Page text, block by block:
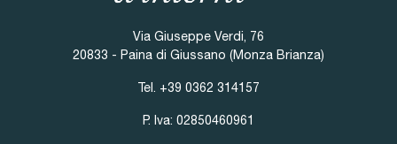
Via Giuseppe Verdi, 76
20833 - Paina di Giussano (Monza Brianza)
Tel. +39 0362 314157
P. Iva: 02850460961